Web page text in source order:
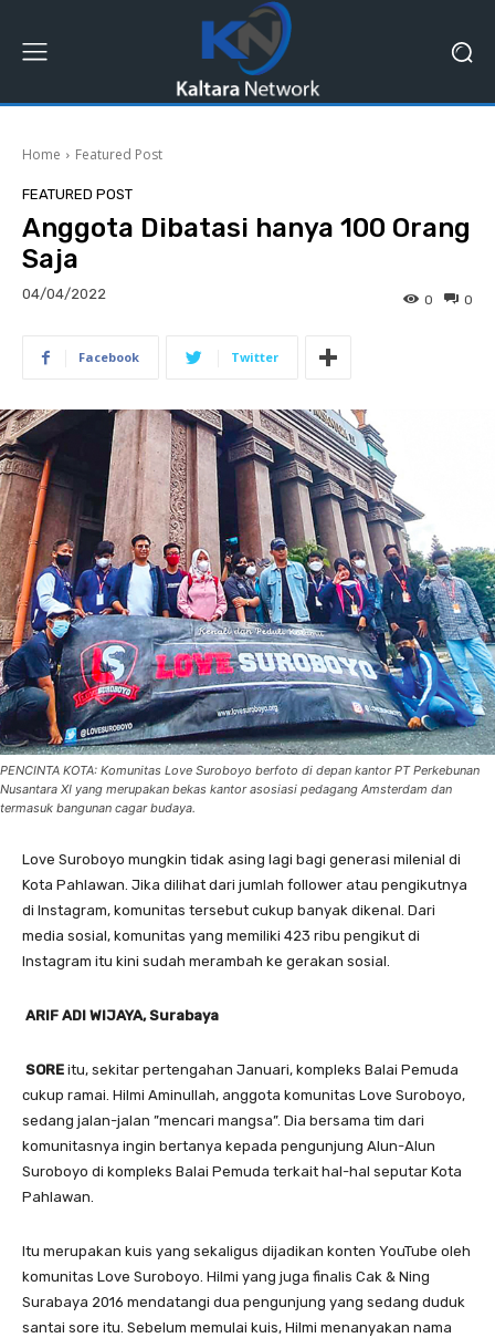
Home Featured Post
FEATURED POST
Anggota Dibatasi hanya 100 Orang
Saja
04/04/2022 0
0
Facebook Twitter
PENCINTA KOTA: Komunitas Love Suroboyo berfoto di depan kantor PT Perkebunan
Nusantara XI yang merupakan bekas kantor asosiasi pedagang Amsterdam dan
termasuk bangunan cagar budaya.
Love Suroboyo mungkin tidak asing lagi bagi generasi milenial di
Kota Pahlawan. Jika dilihat dari jumlah follower atau pengikutnya
di Instagram, komunitas tersebut cukup banyak dikenal. Dari
media sosial, komunitas yang memiliki 423 ribu pengikut di
Instagram itu kini sudah merambah ke gerakan sosial.
ARIF ADI WIJAYA, Surabaya
SORE itu, sekitar pertengahan Januari, kompleks Balai Pemuda
cukup ramai. Hilmi Aminullah, anggota komunitas Love Suroboyo,
sedang jalan-jalan ”mencari mangsa”. Dia bersama tim dari
komunitasnya ingin bertanya kepada pengunjung Alun-Alun
Suroboyo di kompleks Balai Pemuda terkait hal-hal seputar Kota
Pahlawan.
Itu merupakan kuis yang sekaligus dijadikan konten YouTube oleh
komunitas Love Suroboyo. Hilmi yang juga finalis Cak & Ning
Surabaya 2016 mendatangi dua pengunjung yang sedang duduk
santai sore itu. Sebelum memulai kuis, Hilmi menanyakan nama